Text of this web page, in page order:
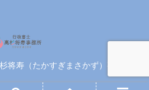
将寿（たかすぎまさかず）事務所.